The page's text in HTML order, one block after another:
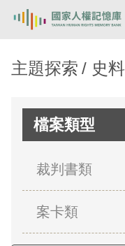
新生訓導處
關於我們
主題探索 史料
檔案類型
裁判書類
案卡類